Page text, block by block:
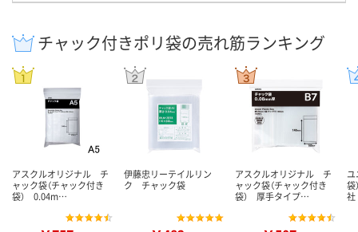
チャック付きポリ袋の売れ筋ランキング
アスクルオリジナル チ
ャック袋（チャック付き
袋） 0.04m…
伊藤忠リーテイルリン
ク チャック袋
アスクルオリジナル チ
ャック袋（チャック付き
袋） 厚手タイプ…
ユ
袋